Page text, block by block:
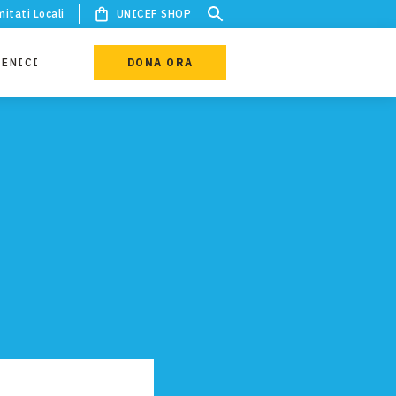
Locali UNICEF SHOP
DONA ORA